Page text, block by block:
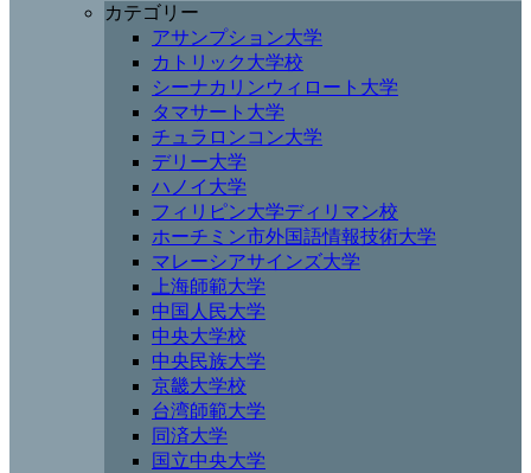
カテゴリー
アサンプション大学
カトリック大学校
シーナカリンウィロート大学
タマサート大学
チュラロンコン大学
デリー大学
ハノイ大学
フィリピン大学ディリマン校
ホーチミン市外国語情報技術大学
マレーシアサインズ大学
上海師範大学
中国人民大学
中央大学校
中央民族大学
京畿大学校
台湾師範大学
同済大学
国立中央大学